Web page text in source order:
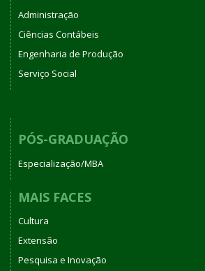
Administração
Ciências Contábeis
Engenharia de Produção
Serviço Social
PÓS-GRADUAÇÃO
Especialização/MBA
MAIS FACES
Cultura
Extensão
Pesquisa e Inovação